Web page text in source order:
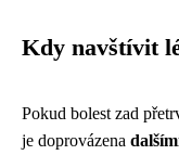
Kdy navštívit
Pokud bolest zad
je doprovázena